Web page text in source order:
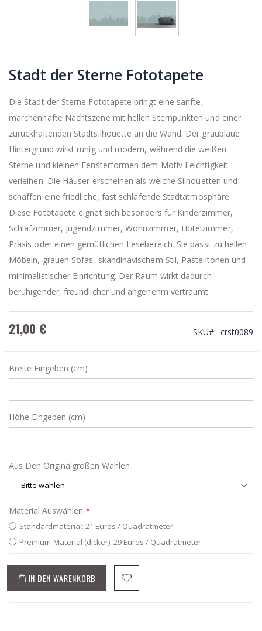
Stadt der Sterne Fototapete
Die Stadt der Sterne Fototapete bringt eine sanfte,
märchenhafte Nachtszene mit hellen Sternpunkten und einer
zurückhaltenden Stadtsilhouette an die Wand. Der graublaue
Hintergrund wirkt ruhig und modern, während die weißen
Sterne und kleinen Fensterformen dem Motiv Leichtigkeit
verleihen. Die Häuser erscheinen als weiche Silhouetten und
schaffen eine friedliche, fast schlafende Stadtatmosphäre.
Diese Fototapete eignet sich besonders für Kinderzimmer,
Schlafzimmer, Jugendzimmer, Wohnzimmer, Hotelzimmer,
Praxis oder einen gemütlichen Lesebereich. Sie passt zu hellen
Möbeln, grauen Sofas, skandinavischem Stil, Pastelltönen und
minimalistischer Einrichtung. Der Raum wirkt dadurch
beruhigender, freundlicher und angenehm verträumt.
21,00 € SKU crst0089
Breite Eingeben (cm)
Höhe Eingeben (cm)
Aus Den Originalgrößen Wählen
Material Auswählen
Standardmaterial: 21 Euros / Quadratmeter
Premium-Material (dicker): 29 Euros / Quadratmeter
IN DEN WARENKORB